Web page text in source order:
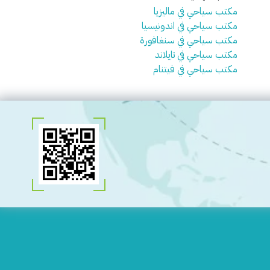
مكتب سياحي في ماليزيا
مكتب سياحي في اندونيسيا
مكتب سياحي في سنغافورة
مكتب سياحي في تايلاند
مكتب سياحي في فيتنام